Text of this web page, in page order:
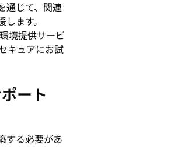
通じて、関連
ます。
境提供サービ
キュアにお試
ート
する必要があ